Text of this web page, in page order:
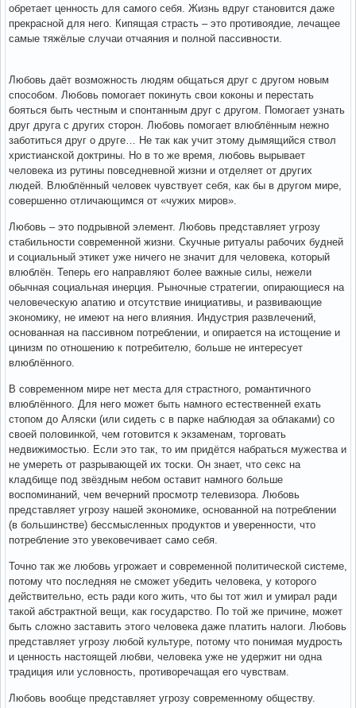
обретает ценность для самого себя. Жизнь вдруг становится даже
прекрасной для него. Кипящая страсть – это противоядие, лечащее
самые тяжёлые случаи отчаяния и полной пассивности.
Любовь даёт возможность людям общаться друг с другом новым
способом. Любовь помогает покинуть свои коконы и перестать
бояться быть честным и спонтанным друг с другом. Помогает узнать
друг друга с других сторон. Любовь помогает влюблённым нежно
заботиться друг о друге… Не так как учит этому дымящийся ствол
христианской доктрины. Но в то же время, любовь вырывает
человека из рутины повседневной жизни и отделяет от других
людей. Влюблённый человек чувствует себя, как бы в другом мире,
совершенно отличающимся от «чужих миров».
Любовь – это подрывной элемент. Любовь представляет угрозу
стабильности современной жизни. Скучные ритуалы рабочих будней
и социальный этикет уже ничего не значит для человека, который
влюблён. Теперь его направляют более важные силы, нежели
обычная социальная инерция. Рыночные стратегии, опирающиеся на
человеческую апатию и отсутствие инициативы, и развивающие
экономику, не имеют на него влияния. Индустрия развлечений,
основанная на пассивном потреблении, и опирается на истощение и
цинизм по отношению к потребителю, больше не интересует
влюблённого.
В современном мире нет места для страстного, романтичного
влюблённого. Для него может быть намного естественней ехать
стопом до Аляски (или сидеть с в парке наблюдая за облаками) со
своей половинкой, чем готовится к экзаменам, торговать
недвижимостью. Если это так, то им придётся набраться мужества и
не умереть от разрывающей их тоски. Он знает, что секс на
кладбище под звёздным небом оставит намного больше
воспоминаний, чем вечерний просмотр телевизора. Любовь
представляет угрозу нашей экономике, основанной на потреблении
(в большинстве) бессмысленных продуктов и уверенности, что
потребление это увековечивает само себя.
Точно так же любовь угрожает и современной политической системе,
потому что последняя не сможет убедить человека, у которого
действительно, есть ради кого жить, что бы тот жил и умирал ради
такой абстрактной вещи, как государство. По той же причине, может
быть сложно заставить этого человека даже платить налоги. Любовь
представляет угрозу любой культуре, потому что понимая мудрость
и ценность настоящей любви, человека уже не удержит ни одна
традиция или условность, противоречащая его чувствам.
Любовь вообще представляет угрозу современному обществу.